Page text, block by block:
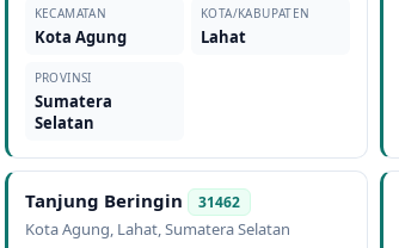
KECAMATAN
Kota Agung
KOTA/KABUPATEN
Lahat
PROVINSI
Sumatera
Selatan
Tanjung Beringin 31462
Kota Agung, Lahat,Sumatera Selatan